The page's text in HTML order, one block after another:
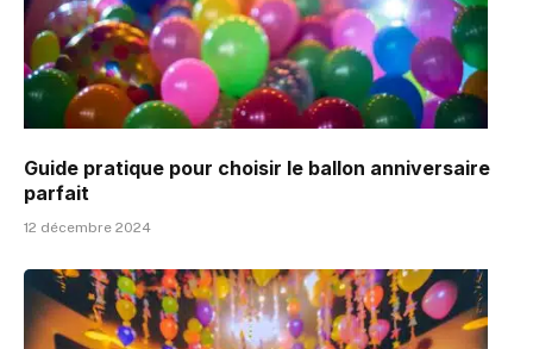
Guide pratique pour choisir le ballon anniversaire
parfait
12 décembre 2024